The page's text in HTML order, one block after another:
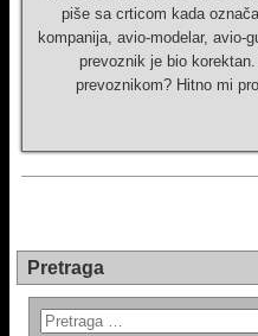
piše sa crticom kada
kompanija, avio-modelar,
prevoznik je bio
prevoznikom? Hitno mi
Pretraga